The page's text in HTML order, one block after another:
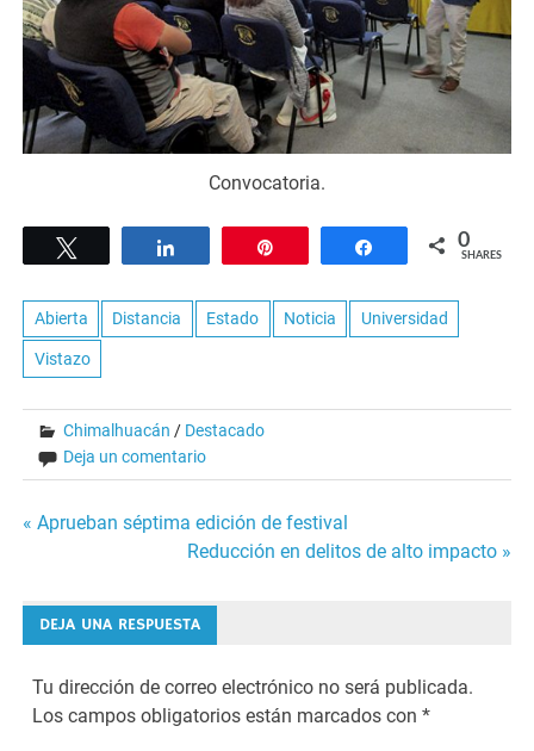
Convocatoria.
Share 0
SHARES
Abierta Distancia Estado Noticia Universidad
Vistazo
Chimalhuacán / Destacado
Deja un comentario
Navegación
entradas
« Aprueban séptima edición de festival
Reducción en delitos de alto impacto »
DEJA UNA RESPUESTA
Tu dirección de correo electrónico no será publicada.
Los campos obligatorios están marcados con*